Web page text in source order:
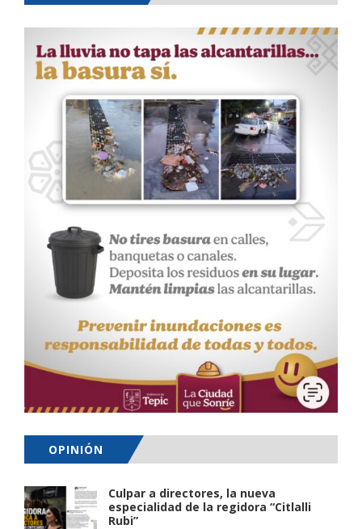
OPINIÓN
Culpar a directores, la nueva
especialidad de la regidora “Citlalli
Rubi”